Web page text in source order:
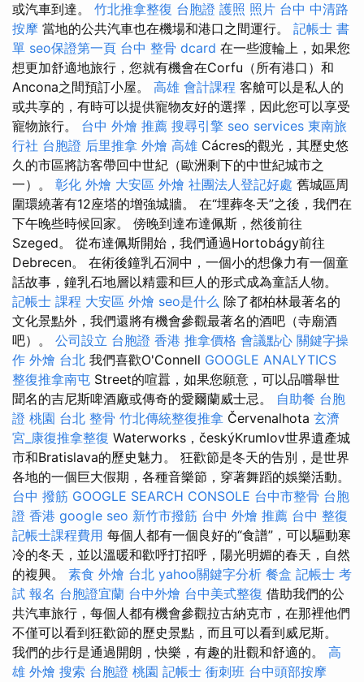
或汽車到達。 竹北推拿整復 台胞證 護照 照片 台中 中清路
按摩 當地的公共汽車也在機場和港口之間運行。 記帳士 書
單 seo保證第一頁 台中 整骨 dcard 在一些渡輪上，如果您
想更加舒適地旅行，您就有機會在Corfu（所有港口）和
Ancona之間預訂小屋。 高雄 會計課程 客艙可以是私人的
或共享的，有時可以提供寵物友好的選擇，因此您可以享受
寵物旅行。 台中 外燴 推薦 搜尋引擎 seo services 東南旅
行社 台胞證 后里推拿 外燴 高雄 Cácres的觀光，其歷史悠
久的市區將訪客帶回中世紀（歐洲剩下的中世紀城市之
一）。 彰化 外燴 大安區 外燴 社團法人登記好處 舊城區周
圍環繞著有12座塔的增強城牆。 在“埋葬冬天”之後，我們在
下午晚些時候回家。 傍晚到達布達佩斯，然後前往
Szeged。 從布達佩斯開始，我們通過Hortobágy前往
Debrecen。 在術後鐘乳石洞中，一個小的想像力有一個童
話故事，鐘乳石地層以精靈和巨人的形式成為童話人物。
記帳士 課程 大安區 外燴 seo是什么 除了都柏林最著名的
文化景點外，我們還將有機會參觀最著名的酒吧（寺廟酒
吧）。 公司設立 台胞證 香港 推拿價格 會議點心 關鍵字操
作 外燴 台北 我們喜歡O'Connell GOOGLE ANALYTICS
整復推拿南屯 Street的喧囂，如果您願意，可以品嚐舉世
聞名的吉尼斯啤酒廠或傳奇的愛爾蘭威士忌。 自助餐 台胞
證 桃園 台北 整骨 竹北傳統整復推拿 Červenalhota 玄濟
宮_康復推拿整復 Waterworks，českýKrumlov世界遺產城
市和Bratislava的歷史魅力。 狂歡節是冬天的告別，是世界
各地的一個巨大假期，各種音樂節，穿著舞蹈的娛樂活動。
台中 撥筋 GOOGLE SEARCH CONSOLE 台中市整骨 台胞
證 香港 google seo 新竹市撥筋 台中 外燴 推薦 台中 整復
記帳士課程費用 每個人都有一個良好的“食譜”，可以驅動寒
冷的冬天，並以溫暖和歡呼打招呼，陽光明媚的春天，自然
的複興。 素食 外燴 台北 yahoo關鍵字分析 餐盒 記帳士 考
試 報名 台胞證宜蘭 台中外燴 台中美式整復 借助我們的公
共汽車旅行，每個人都有機會參觀拉古納克市，在那裡他們
不僅可以看到狂歡節的歷史景點，而且可以看到威尼斯。
我們的步行是通過開朗，快樂，有趣的壯觀和舒適的。 高
雄 外燴 搜索 台胞證 桃園 記帳士 衝刺班 台中頭部按摩